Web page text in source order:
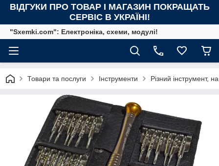
ВІДГУКИ ПРО ТОВАР І МАГАЗИН ПОКРАЩАТЬ
СЕРВІС В УКРАЇНІ!
"Sxemki.com": Електроніка, схеми, модулі!
Товари та послуги Інструменти Різний інструмент,